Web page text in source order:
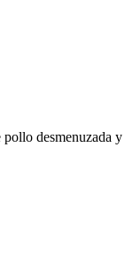
pollo desmenuzada y